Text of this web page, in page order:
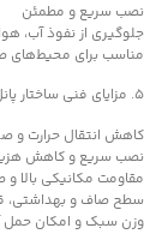
نصب سریع و مطمئن
جلوگیری از نفوذ آب،
مناسب برای محیط‌های
۵. مزایای فنی ساختار پانل PU
کاهش انتقال حرارت و
نصب سریع و کاهش
مقاومت مکانیکی بالا
سطح صاف و بهداشتی،
وزن سبک و امکان حمل